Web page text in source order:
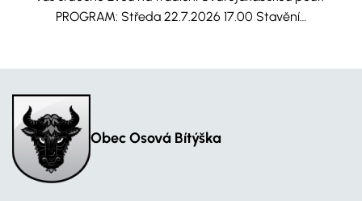
PROGRAM: Středa 22.7.2026 17.00 Stavění…
Obec Osová Bítýška